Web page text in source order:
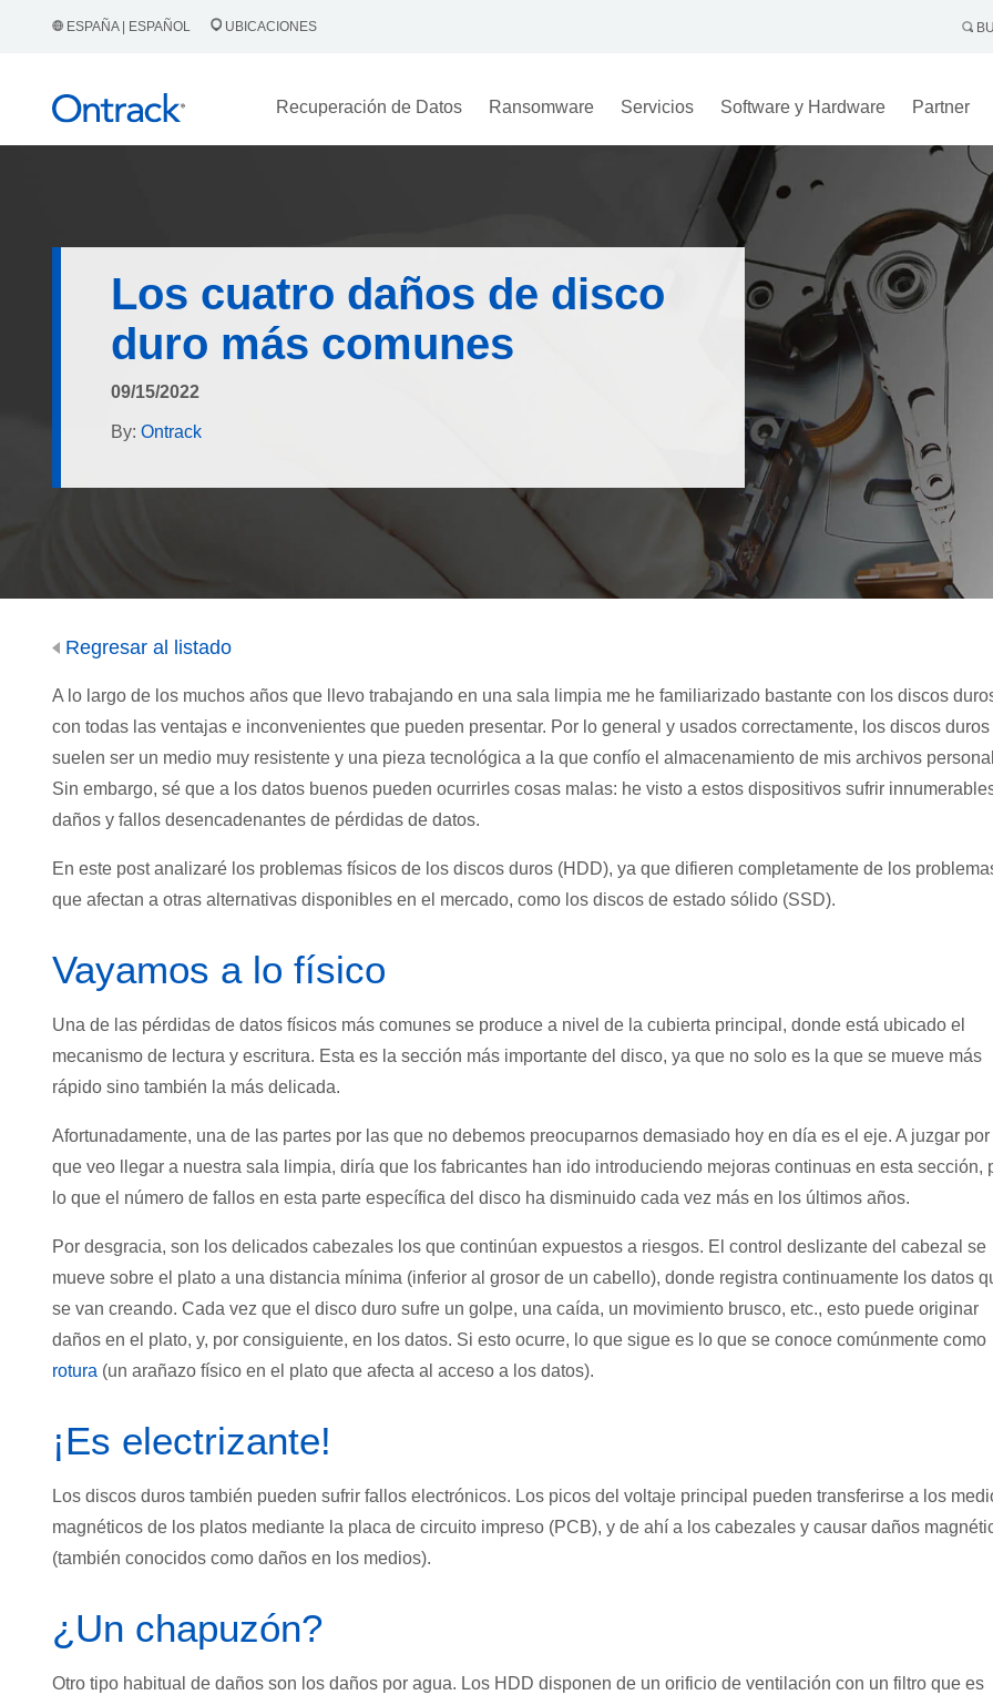
ESPAÑA | ESPAÑOL UBICACIONES
Recuperación de Datos Ransomware Servicios Software y Hardware Partner
Los cuatro daños de disco
duro más comunes
09/15/2022
By: Ontrack
Regresar al listado
A lo largo de los muchos años que llevo trabajando en una sala limpia me he familiarizado bastante con los discos
con todas las ventajas e inconvenientes que pueden presentar. Por lo general y usados correctamente, los discos duros
suelen ser un medio muy resistente y una pieza tecnológica a la que confío el almacenamiento de mis archivos
Sin embargo, sé que a los datos buenos pueden ocurrirles cosas malas: he visto a estos dispositivos sufrir
daños y fallos desencadenantes de pérdidas de datos.
En este post analizaré los problemas físicos de los discos duros (HDD), ya que difieren completamente de los
que afectan a otras alternativas disponibles en el mercado, como los discos de estado sólido (SSD).
Vayamos a lo físico
Una de las pérdidas de datos físicos más comunes se produce a nivel de la cubierta principal, donde está ubicado el
mecanismo de lectura y escritura. Esta es la sección más importante del disco, ya que no solo es la que se mueve más
rápido sino también la más delicada.
Afortunadamente, una de las partes por las que no debemos preocuparnos demasiado hoy en día es el eje. A juzgar
que veo llegar a nuestra sala limpia, diría que los fabricantes han ido introduciendo mejoras continuas en esta sección,
lo que el número de fallos en esta parte específica del disco ha disminuido cada vez más en los últimos años.
Por desgracia, son los delicados cabezales los que continúan expuestos a riesgos. El control deslizante del cabezal se
mueve sobre el plato a una distancia mínima (inferior al grosor de un cabello), donde registra continuamente los datos
se van creando. Cada vez que el disco duro sufre un golpe, una caída, un movimiento brusco, etc., esto puede originar
daños en el plato, y, por consiguiente, en los datos. Si esto ocurre, lo que sigue es lo que se conoce comúnmente como
rotura (un arañazo físico en el plato que afecta al acceso a los datos).
¡Es electrizante!
Los discos duros también pueden sufrir fallos electrónicos. Los picos del voltaje principal pueden transferirse a los
magnéticos de los platos mediante la placa de circuito impreso (PCB), y de ahí a los cabezales y causar daños
(también conocidos como daños en los medios).
¿Un chapuzón?
Otro tipo habitual de daños son los daños por agua. Los HDD disponen de un orificio de ventilación con un filtro que es